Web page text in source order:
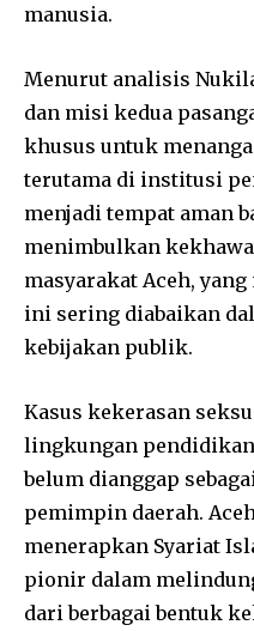
manusia.
Menurut analisis
dan misi kedua
khusus untuk
terutama di institusi
menjadi tempat aman
menimbulkan
masyarakat Aceh,
ini sering diabaikan
kebijakan publik.
Kasus kekerasan
lingkungan
belum dianggap
pemimpin daerah.
menerapkan Syariat
pionir dalam
dari berbagai bentuk